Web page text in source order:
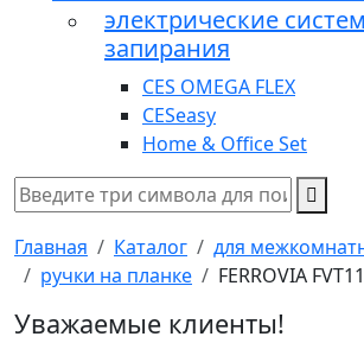
электрические
запирания
CES OMEGA FLEX
CESeasy
Home & Office Set
Главная Каталог
для
ручки на планке
FERROVIA
Уважаемые клиенты!